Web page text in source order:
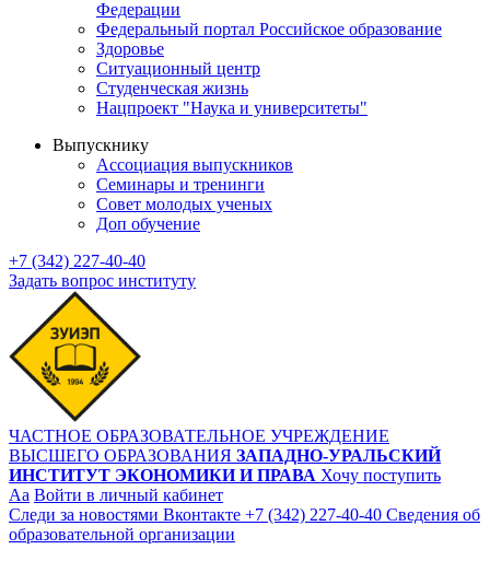
Федерации
Федеральный портал Российское образование
Здоровье
Ситуационный центр
Студенческая жизнь
Нацпроект "Наука и университеты"
Выпускнику
Ассоциация выпускников
Семинары и тренинги
Совет молодых ученых
Доп обучение
+7 (342) 227-40-40
Задать вопрос институту
ЧАСТНОЕ ОБРАЗОВАТЕЛЬНОЕ УЧРЕЖДЕНИЕ
ВЫСШЕГО ОБРАЗОВАНИЯ ЗАПАДНО-УРАЛЬСКИЙ
ИНСТИТУТ ЭКОНОМИКИ И ПРАВА Хочу поступить
Aa Войти в личный кабинет
Следи за новостями Вконтакте +7 (342) 227-40-40 Сведения об
образовательной организации